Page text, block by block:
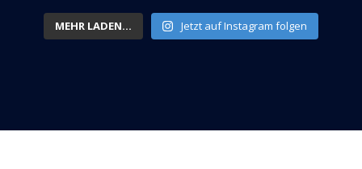
MEHR LADEN... Jetzt auf Instagram folgen